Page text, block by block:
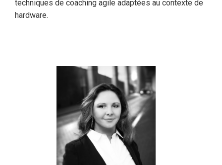
techniques de coaching agile adaptées au contexte de
hardware.